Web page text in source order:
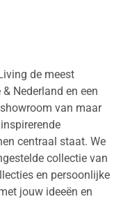
de meest
Nederland en een
van maar
centraal staat. We
collectie van
en persoonlijke
jouw ideeën en